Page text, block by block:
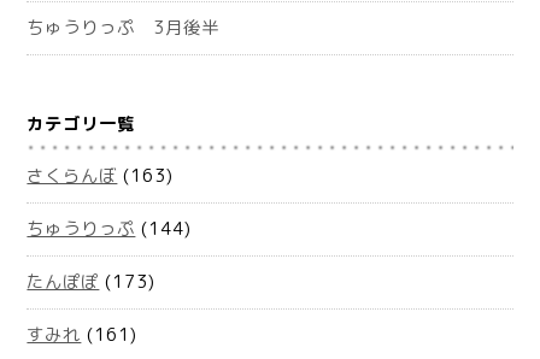
ちゅうりっぷ 3月後半
カテゴリ一覧
さくらんぼ (163)
ちゅうりっぷ (144)
たんぽぽ (173)
すみれ (161)